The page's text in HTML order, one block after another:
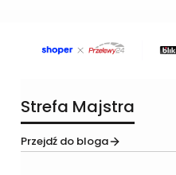
Strefa Majstra
Przejdź do bloga